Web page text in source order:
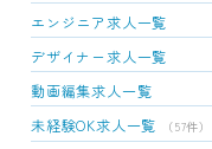
エンジニア求人一覧
デザイナー求人一覧
動画編集求人一覧
未経験OK求人一覧
（57件）